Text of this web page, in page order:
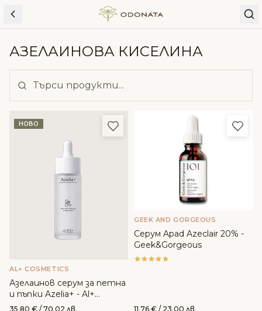
Skip to content
АЗЕЛАИНОВА КИСЕЛИНА
НОВО Добави в любими
AL+ COSMETICS
Азелаинов серум за петна
и пъпки Azelia+ - Al+
Cosmetics
35.80 € / 70.02 лв.
GEEK AND GORGEOUS
Серум Apad Azeclair 20% -
Geek&Gorgeous
11.76 € / 23.00 лв.